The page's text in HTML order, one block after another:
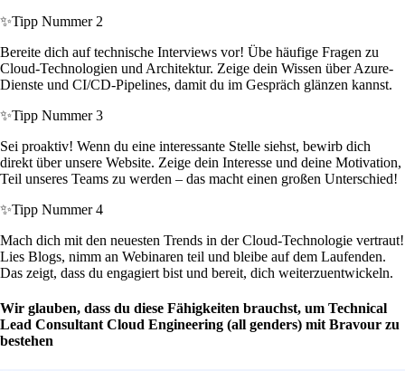
✨Tipp Nummer 2
Bereite dich auf technische Interviews vor! Übe häufige Fragen zu
Cloud-Technologien und Architektur. Zeige dein Wissen über Azure-
Dienste und CI/CD-Pipelines, damit du im Gespräch glänzen kannst.
✨Tipp Nummer 3
Sei proaktiv! Wenn du eine interessante Stelle siehst, bewirb dich
direkt über unsere Website. Zeige dein Interesse und deine Motivation,
Teil unseres Teams zu werden – das macht einen großen Unterschied!
✨Tipp Nummer 4
Mach dich mit den neuesten Trends in der Cloud-Technologie vertraut!
Lies Blogs, nimm an Webinaren teil und bleibe auf dem Laufenden.
Das zeigt, dass du engagiert bist und bereit, dich weiterzuentwickeln.
Wir glauben, dass du diese Fähigkeiten brauchst, um Technical
Lead Consultant Cloud Engineering (all genders) mit Bravour zu
bestehen